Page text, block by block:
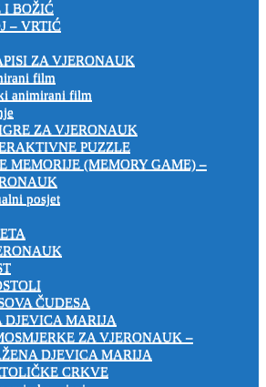
I BOŽIĆ
– VRTIĆ
ZA VJERONAUK
film
animirani film
ZA VJERONAUK
PUZZLE
MEMORIJE (MEMORY GAME) –
posjet
ČUDESA
DJEVICA MARIJA
ZA VJERONAUK –
DJEVICA MARIJA
CRKVE